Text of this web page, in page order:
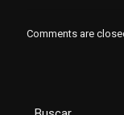
Comments are